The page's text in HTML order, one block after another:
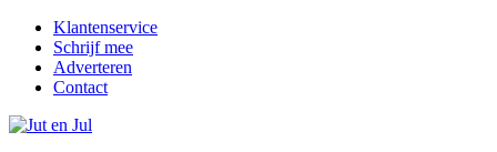
Klantenservice
Schrijf mee
Adverteren
Contact